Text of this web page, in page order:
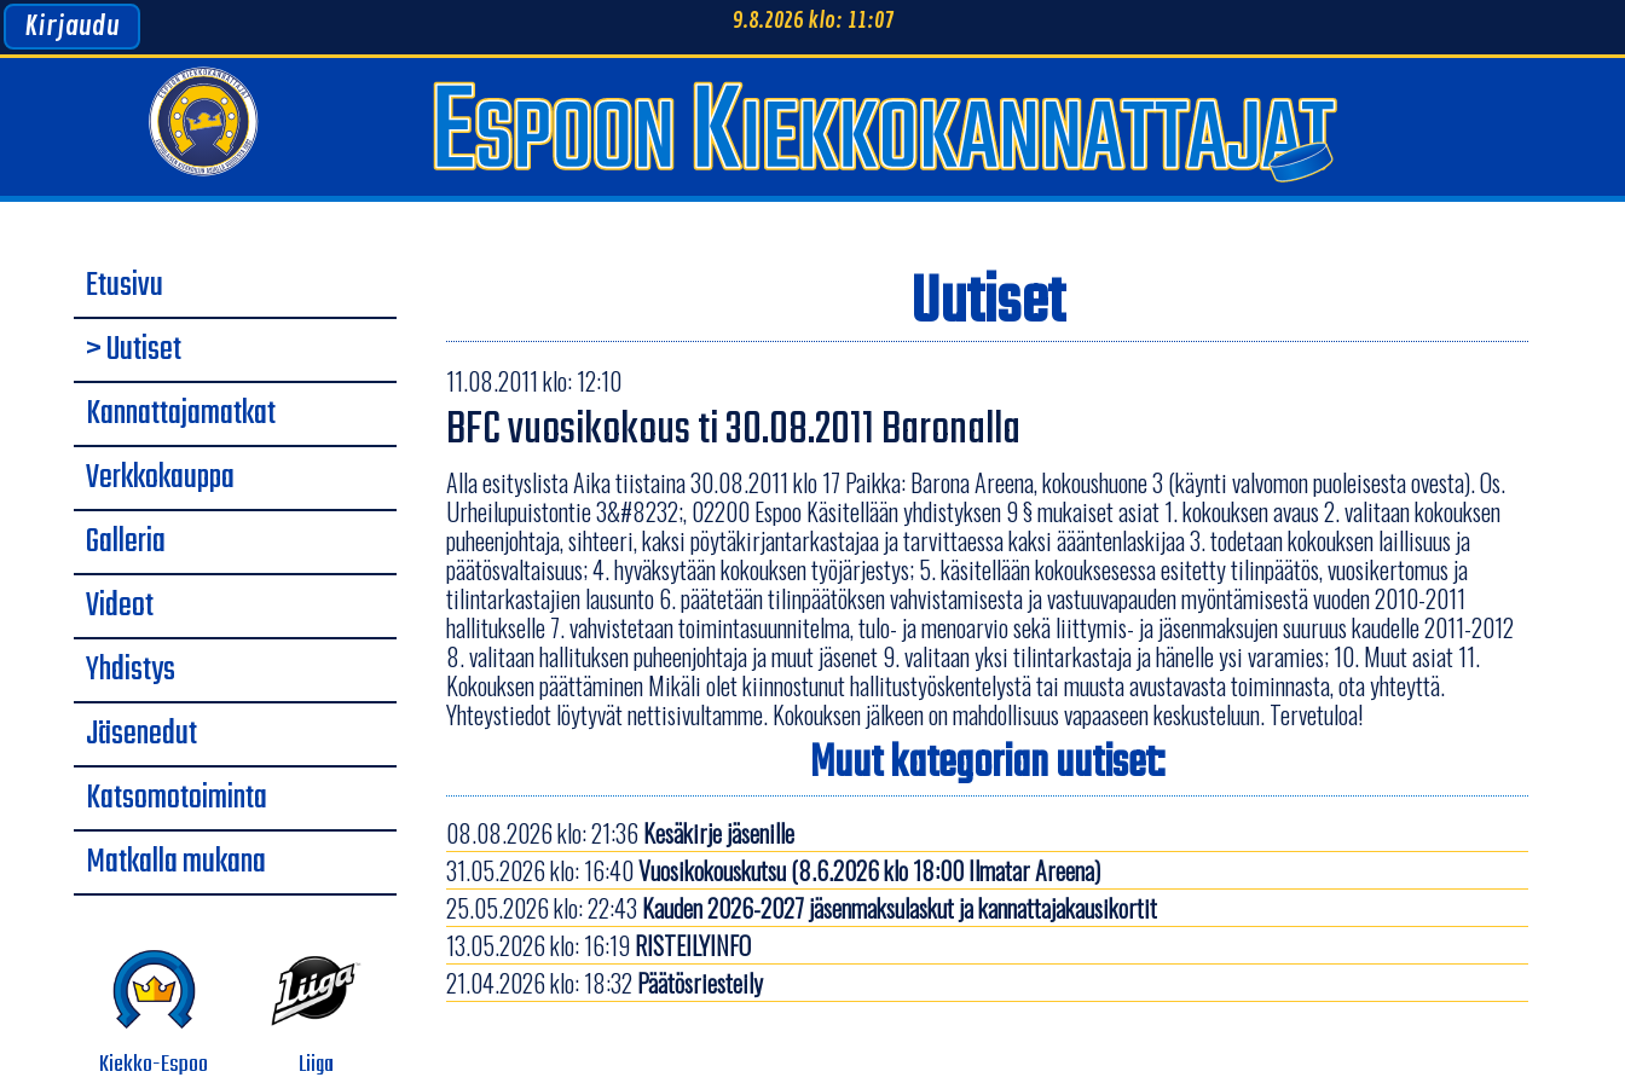
9.8.2026 klo: 11:07
Kirjaudu
Etusivu
> Uutiset
Kannattajamatkat
Verkkokauppa
Galleria
Videot
Yhdistys
Jäsenedut
Katsomotoiminta
Matkalla mukana
Kiekko-Espoo Liiga
Uutiset
11.08.2011 klo: 12:10
BFC vuosikokous ti 30.08.2011 Baronalla
Alla esityslista Aika tiistaina 30.08.2011 klo 17 Paikka: Barona Areena, kokoushuone 3 (käynti valvomon puoleisesta ovesta). Os.
Urheilupuistontie 3&#8232;, 02200 Espoo Käsitellään yhdistyksen 9 § mukaiset asiat 1. kokouksen avaus 2. valitaan kokouksen
puheenjohtaja, sihteeri, kaksi pöytäkirjantarkastajaa ja tarvittaessa kaksi äääntenlaskijaa 3. todetaan kokouksen laillisuus ja
päätösvaltaisuus; 4. hyväksytään kokouksen työjärjestys; 5. käsitellään kokouksesessa esitetty tilinpäätös, vuosikertomus ja
tilintarkastajien lausunto 6. päätetään tilinpäätöksen vahvistamisesta ja vastuuvapauden myöntämisestä vuoden 2010-2011
hallitukselle 7. vahvistetaan toimintasuunnitelma, tulo- ja menoarvio sekä liittymis- ja jäsenmaksujen suuruus kaudelle 2011-2012
8. valitaan hallituksen puheenjohtaja ja muut jäsenet 9. valitaan yksi tilintarkastaja ja hänelle ysi varamies; 10. Muut asiat 11.
Kokouksen päättäminen Mikäli olet kiinnostunut hallitustyöskentelystä tai muusta avustavasta toiminnasta, ota yhteyttä.
Yhteystiedot löytyvät nettisivultamme. Kokouksen jälkeen on mahdollisuus vapaaseen keskusteluun. Tervetuloa!
Muut kategorian uutiset:
08.08.2026 klo: 21:36Kesäkirje jäsenille
31.05.2026 klo: 16:40Vuosikokouskutsu (8.6.2026 klo 18:00 Ilmatar Areena)
25.05.2026 klo: 22:43Kauden 2026-2027 jäsenmaksulaskut ja kannattajakausikortit
13.05.2026 klo: 16:19RISTEILYINFO
21.04.2026 klo: 18:32Päätösriesteily